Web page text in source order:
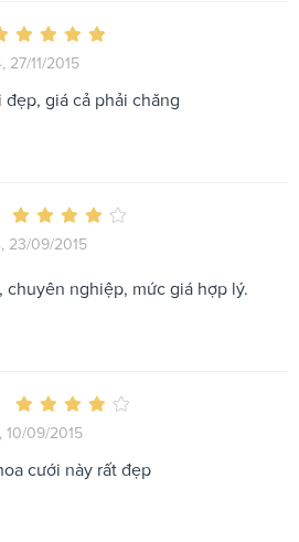
27/11/2015
đẹp, giá cả phải chăng
23/09/2015
chuyên nghiệp, mức giá hợp lý.
10/09/2015
cưới này rất đẹp